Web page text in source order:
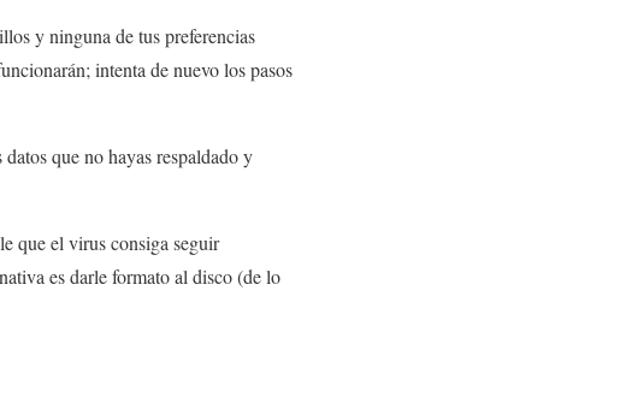
y ninguna de tus preferencias
intenta de nuevo los pasos
que no hayas respaldado y
que el virus consiga seguir
es darle formato al disco (de lo